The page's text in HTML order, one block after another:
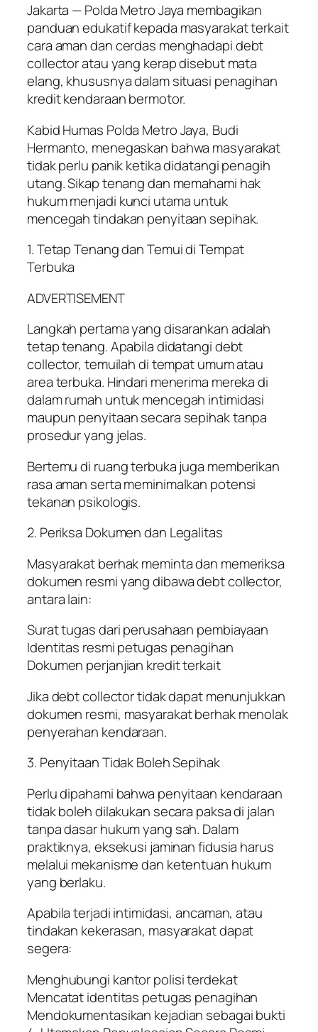
Jakarta — Polda Metro Jaya membagikan
panduan edukatif kepada masyarakat terkait
cara aman dan cerdas menghadapi debt
collector atau yang kerap disebut mata
elang, khususnya dalam situasi penagihan
kredit kendaraan bermotor.
Kabid Humas Polda Metro Jaya, Budi
Hermanto, menegaskan bahwa masyarakat
tidak perlu panik ketika didatangi penagih
utang. Sikap tenang dan memahami hak
hukum menjadi kunci utama untuk
mencegah tindakan penyitaan sepihak.
1. Tetap Tenang dan Temui di Tempat
Terbuka
ADVERTISEMENT
Langkah pertama yang disarankan adalah
tetap tenang. Apabila didatangi debt
collector, temuilah di tempat umum atau
area terbuka. Hindari menerima mereka di
dalam rumah untuk mencegah intimidasi
maupun penyitaan secara sepihak tanpa
prosedur yang jelas.
Bertemu di ruang terbuka juga memberikan
rasa aman serta meminimalkan potensi
tekanan psikologis.
2. Periksa Dokumen dan Legalitas
Masyarakat berhak meminta dan memeriksa
dokumen resmi yang dibawa debt collector,
antara lain:
Surat tugas dari perusahaan pembiayaan
Identitas resmi petugas penagihan
Dokumen perjanjian kredit terkait
Jika debt collector tidak dapat menunjukkan
dokumen resmi, masyarakat berhak menolak
penyerahan kendaraan.
3. Penyitaan Tidak Boleh Sepihak
Perlu dipahami bahwa penyitaan kendaraan
tidak boleh dilakukan secara paksa di jalan
tanpa dasar hukum yang sah. Dalam
praktiknya, eksekusi jaminan fidusia harus
melalui mekanisme dan ketentuan hukum
yang berlaku.
Apabila terjadi intimidasi, ancaman, atau
tindakan kekerasan, masyarakat dapat
segera:
Menghubungi kantor polisi terdekat
Mencatat identitas petugas penagihan
Mendokumentasikan kejadian sebagai bukti